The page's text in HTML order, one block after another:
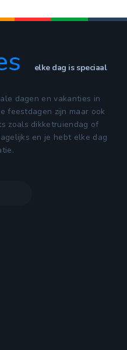
elke dag is speciaal
dagen en vakanties in
feestdagen zijn maar ook
zoals dikketruiendag of
en je hebt elke dag